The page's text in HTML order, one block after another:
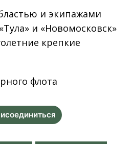
и экипажами
и «Новомосковск»
крепкие
флота